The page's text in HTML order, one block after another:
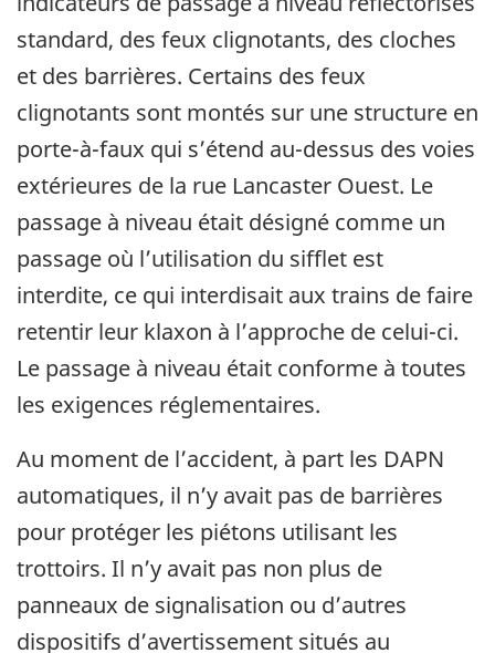
standard, des feux clignotants, des cloches
et des barrières. Certains des feux
clignotants sont montés sur une structure en
porte-à-faux qui s’étend au-dessus des voies
extérieures de la rue Lancaster Ouest. Le
passage à niveau était désigné comme un
passage où l’utilisation du sifflet est
interdite, ce qui interdisait aux trains de faire
retentir leur klaxon à l’approche de celui-ci.
Le passage à niveau était conforme à toutes
les exigences réglementaires.
Au moment de l’accident, à part les DAPN
automatiques, il n’y avait pas de barrières
pour protéger les piétons utilisant les
trottoirs. Il n’y avait pas non plus de
panneaux de signalisation ou d’autres
dispositifs d’avertissement situés au